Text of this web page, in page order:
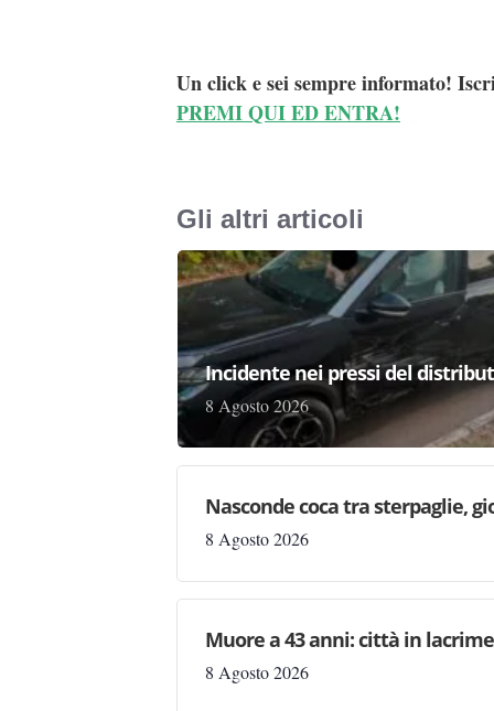
Un click e sei sempre informato!
PREMI QUI ED ENTRA!
Gli altri articoli
Incidente nei pressi del
8 Agosto 2026
Nasconde coca tra sterpaglie,
8 Agosto 2026
Muore a 43 anni: città in
8 Agosto 2026